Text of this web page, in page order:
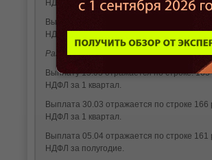
НДФЛ за 1 квартал.
Выплату 04.04 отражается по строке 021
НДФЛ за полугодие.
Раздел 2
Выплату 15.03 отражается по строке. 165
НДФЛ за 1 квартал.
Выплата 30.03 отражается по строке 166
НДФЛ за 1 квартал.
Выплата 05.04 отражается по строке 161
НДФЛ за полугодие.